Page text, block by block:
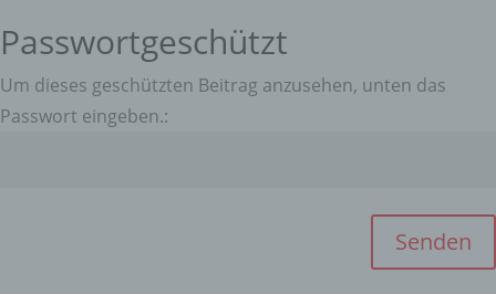
Passwortgeschützt
Um dieses geschützten Beitrag anzusehen, unten das
Passwort eingeben.:
Senden